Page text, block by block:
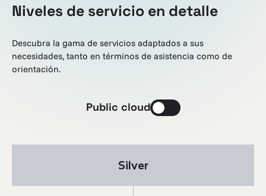
Niveles de servicio en detalle
Descubra la gama de servicios adaptados a sus
necesidades, tanto en términos de asistencia como de
orientación.
Public cloud
Silver